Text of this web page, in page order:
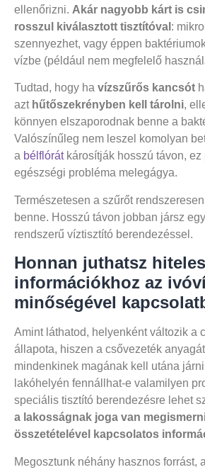
ellenőrizni. Akár nagyobb kárt is
rosszul kiválasztott tisztítóval :
szennyezhet, vagy éppen
vízbe (például nem megfelelő
Tudtad, hogy ha vízszűrős kancsót
azt hűtőszekrényben kell tárolni,
könnyen elszaporodnak benne a
Valószínűleg nem leszel komolyan
a bélflórátkárosítják hosszú távon, ez
egészségi probléma melegágya.
Természetesen a szűrőt rendszeresen
benne. Hosszú távon jobban jársz
rendszerű víztisztító berendezéssel.
Honnan juthatsz hiteles
információkhoz az
minőségével
Amint láthatod, helyenként változik a
állapota, hiszen a csővezeték
mindenkinek magának kell utána
lakóhelyén fennállhat-e valamilyen
speciális tisztító berendezésre lehet
a lakosságnak joga van
összetételével kapcsolatos
Megosztunk néhány hasznos forrást,